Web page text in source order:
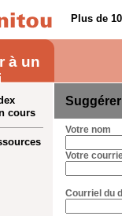
Plus de
à un
cours
Votre nom
Votre
Courriel du